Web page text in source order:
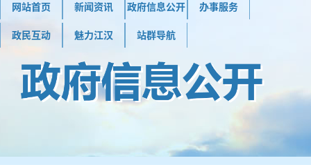
网站首页 新闻资讯 政府信息公开 办事服务
政民互动 魅力江汉 站群导航